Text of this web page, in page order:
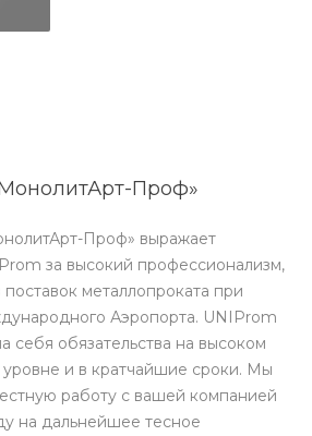
Проф»
Проф» выражает
за высокий профессионализм,
металлопроката при
Аэропорта. UNIProm
себя обязательства на высоком
и в кратчайшие сроки. Мы
работу с вашей компанией
на дальнейшее тесное